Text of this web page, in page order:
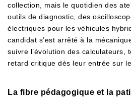
collection, mais le quotidien des
outils de diagnostic, des
électriques pour les véhicules
candidat s’est arrêté à la
suivre l’évolution des calculateurs,
retard critique dès leur entrée sur
La fibre pédagogique et la